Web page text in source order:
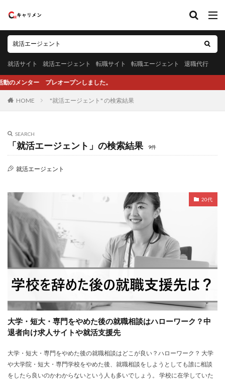
就活サイト 就活エージェント 転職サイト 転職エージェント 退職代行
レオープンしました。
HOME "就活エージェント" の検索結果
SEARCH
「就活エージェント」の検索結果 9件
就活エージェント
20代
大学・短大・専門をやめた後の就職相談はハローワーク？中
退者向け求人サイトや就活支援先
大学・短大・専門をやめた後の就職相談はどこが良い？ハローワーク？ 大学
や大学院・短大・専門学校をやめた後、就職相談をしようとしても誰に相談
をしたら良いのかわからないという人も多いでしょう。 学校に在学していた